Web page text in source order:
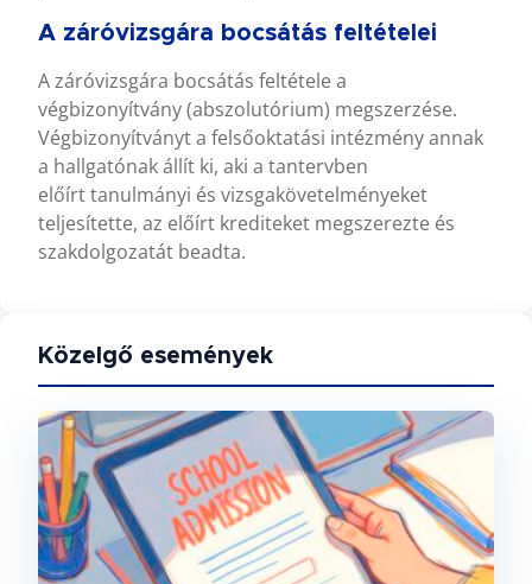
A záróvizsgára bocsátás feltételei
A záróvizsgára bocsátás feltétele a
végbizonyítvány (abszolutórium) megszerzése.
Végbizonyítványt a felsőoktatási intézmény annak
a hallgatónak állít ki, aki a tantervben
előírt tanulmányi és vizsgakövetelményeket
teljesítette, az előírt krediteket megszerezte és
szakdolgozatát beadta.
Közelgő események